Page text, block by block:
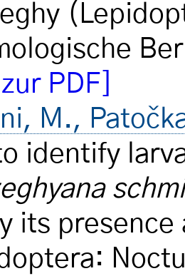
PDF]
M.,
identify
its presence